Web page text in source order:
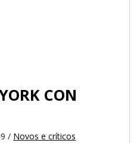
CON
/ Novos e críticos